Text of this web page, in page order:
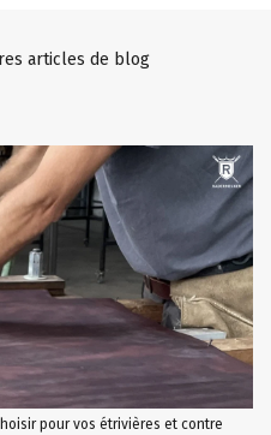
articles de blog
pour vos étrivières et contre